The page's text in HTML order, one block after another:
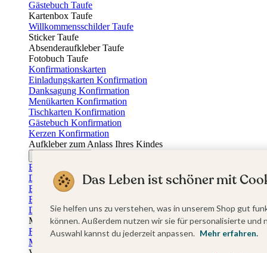
Gästebuch Taufe
Kartenbox Taufe
Willkommensschilder Taufe
Sticker Taufe
Absenderaufkleber Taufe
Fotobuch Taufe
Konfirmationskarten
Einladungskarten Konfirmation
Danksagung Konfirmation
Menükarten Konfirmation
Tischkarten Konfirmation
Gästebuch Konfirmation
Kerzen Konfirmation
Aufkleber zum Anlass Ihres Kindes
Einladungskarten Firmung
Dankeskarten Firmung
Einschulungskarten
Einladungskarten Einschulung
Danksagung Einschulung
Muttertag
Fotogeschenke Muttertag
Muttertagskarten
Das Leben ist schöner mit
Sie helfen uns zu verstehen, was in unserem Shop gut
können. Außerdem nutzen wir sie für personalisierte
Auswahl kannst du jederzeit anpassen. Mehr erfahren.